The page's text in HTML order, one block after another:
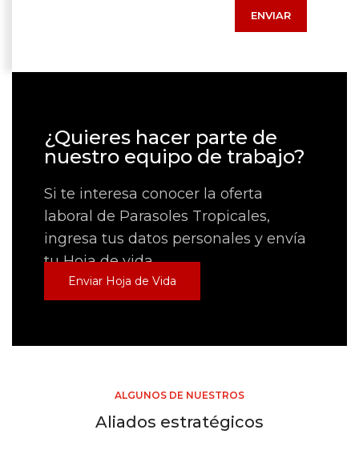
¿Quieres hacer parte de
nuestro equipo de trabajo?
Si te interesa conocer la oferta
laboral de Parasoles Tropicales,
ingresa tus datos personales y envía
tu Hoja de vida
Enviar Hoja de Vida
ALGUNOS DE NUESTROS
Aliados estratégicos